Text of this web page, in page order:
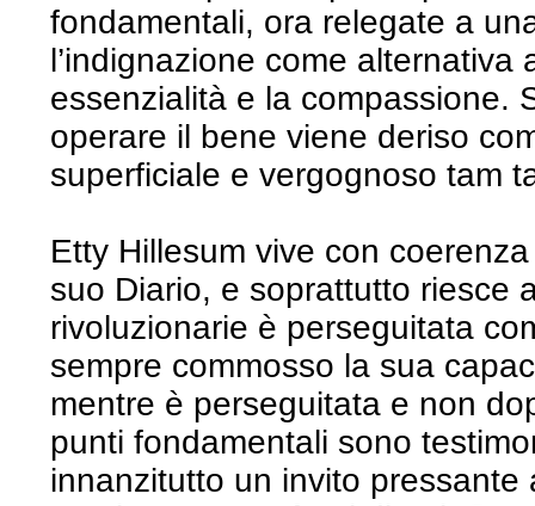
fondamentali, ora relegate a
l’indignazione come alternativa
essenzialità e la compassione.
operare il bene viene deriso
superficiale e vergognoso tam
Etty Hillesum vive con
suo Diario, e soprattutto riesce
rivoluzionarie è perseguitata
sempre commosso la sua
mentre è perseguitata e non
punti fondamentali sono
innanzitutto un invito